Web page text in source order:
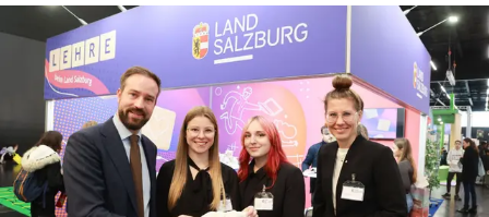
wurden 2024 rund 315 Kinder in allen sechs Bezirken des
Landes durch den Verein betreut. Landesrat Christian
Pewny hat sich bei einem Lokalaugenschein Ende Oktober
2024 vom professionellen Angebot von Rainbows
überzeugt. Das Land unterstützt den Verein 2024 mit rund
105.000 Euro.